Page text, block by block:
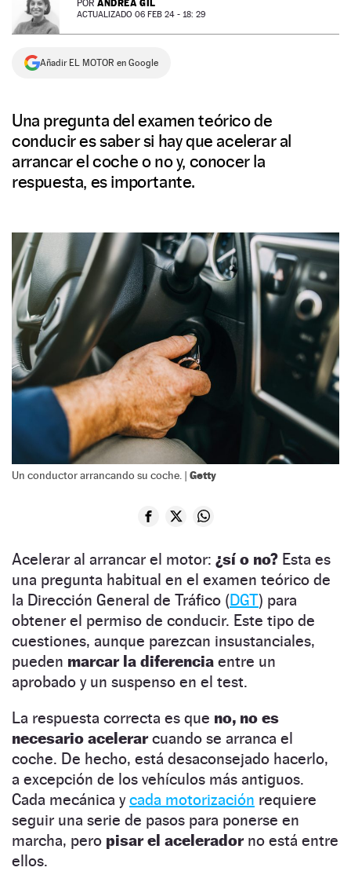
NEWSLETTER
SÍGUENOS
POR ANDREA GIL
ACTUALIZADO 06 FEB 24 - 18: 29
Añadir EL MOTOR en Google
Una pregunta del examen teórico de
conducir es saber si hay que acelerar al
arrancar el coche o no y, conocer la
respuesta, es importante.
Un conductor arrancando su coche. | Getty
Acelerar al arrancar el motor: ¿sí o no? Esta es
una pregunta habitual en el examen teórico de
la Dirección General de Tráfico (DGT) para
obtener el permiso de conducir. Este tipo de
cuestiones, aunque parezcan insustanciales,
pueden marcar la diferencia entre un
aprobado y un suspenso en el test.
La respuesta correcta es que no, no es
necesario acelerarcuando se arranca el
coche. De hecho, está desaconsejado hacerlo,
a excepción de los vehículos más antiguos.
Cada mecánica ycada motorización requiere
seguir una serie de pasos para ponerse en
marcha, pero pisar el acelerador no está entre
ellos.